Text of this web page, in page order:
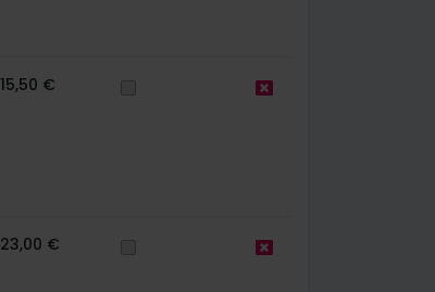
15,50 €
23,00 €